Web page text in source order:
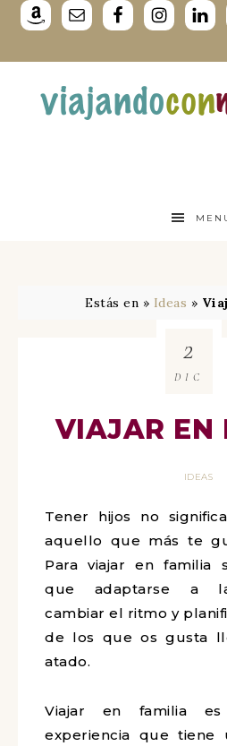
Estás en » Ideas »
VIAJAR EN
IDEAS
2
DIC
Tener hijos no
aquello que más te
Para viajar en familia
que adaptarse a
cambiar el ritmo y
de los que os gusta
atado.
Viajar en familia es
experiencia que tiene